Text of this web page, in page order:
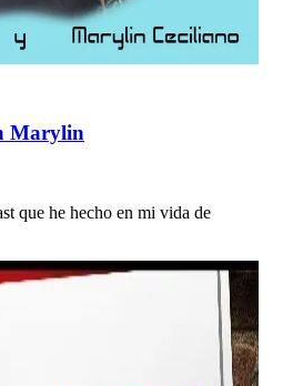
Marylin
que he hecho en mi vida de